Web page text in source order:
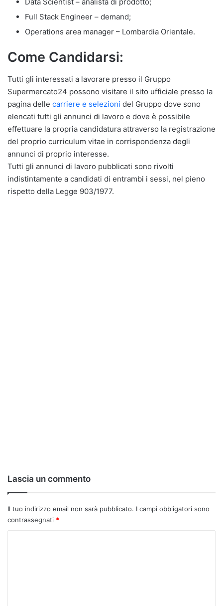
Full Stack Engineer – demand;
Operations area manager – Lombardia Orientale.
Come Candidarsi:
Tutti gli interessati a lavorare presso il Gruppo
Supermercato24 possono visitare il sito ufficiale presso la
pagina delle carriere e selezioni del Gruppo dove sono
elencati tutti gli annunci di lavoro e dove è possibile
effettuare la propria candidatura attraverso la registrazione
del proprio curriculum vitae in corrispondenza degli
annunci di proprio interesse.
Tutti gli annunci di lavoro pubblicati sono rivolti
indistintamente a candidati di entrambi i sessi, nel pieno
rispetto della Legge 903/1977.
Lascia un commento
Il tuo indirizzo email non sarà pubblicato. I campi obbligatori sono
contrassegnati *